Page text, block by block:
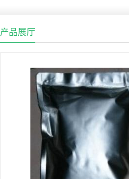
产品展厅